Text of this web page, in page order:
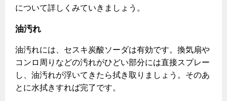
について詳しくみていきましょう。
油汚れ
油汚れには、セスキ炭酸ソーダは有効です。換気扇や
コンロ周りなどの汚れがひどい部分には直接スプレー
し、油汚れが浮いてきたら拭き取りましょう。そのあ
とに水拭きすれば完了です。